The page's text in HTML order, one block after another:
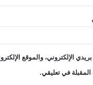
الإلكتروني، والموقع
المقبلة في تعليقي.